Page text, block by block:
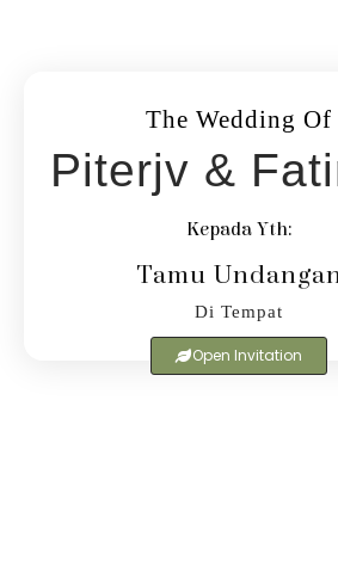
The Wedding Of
Piterjv &
Kepada Yth:
Tamu
Di Tempat
Open Invitation